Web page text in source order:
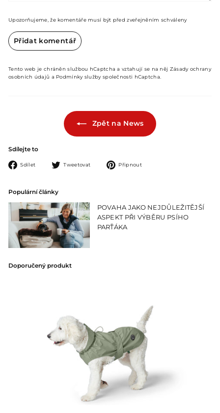
Upozorňujeme, že komentáře musí být před zveřejněním schváleny
Přidat komentář
Tento web je chráněn službou hCaptcha a vztahují se na něj Zásady ochrany
osobních údajů a Podmínky služby společnosti hCaptcha.
Zpět na News
Sdílejte to
Sdílet
Sdílet
Tweetovat
TweetovatPřipnout
Populární články
POVAHA JAKO NEJDŮLEŽITĚJŠÍ
ASPEKT PŘI VÝBĚRU PSÍHO
PARŤÁKA
Doporučený produkt